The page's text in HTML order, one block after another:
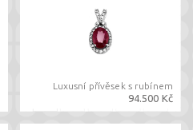
Luxusní přívěsek s rubínem
94.500 Kč